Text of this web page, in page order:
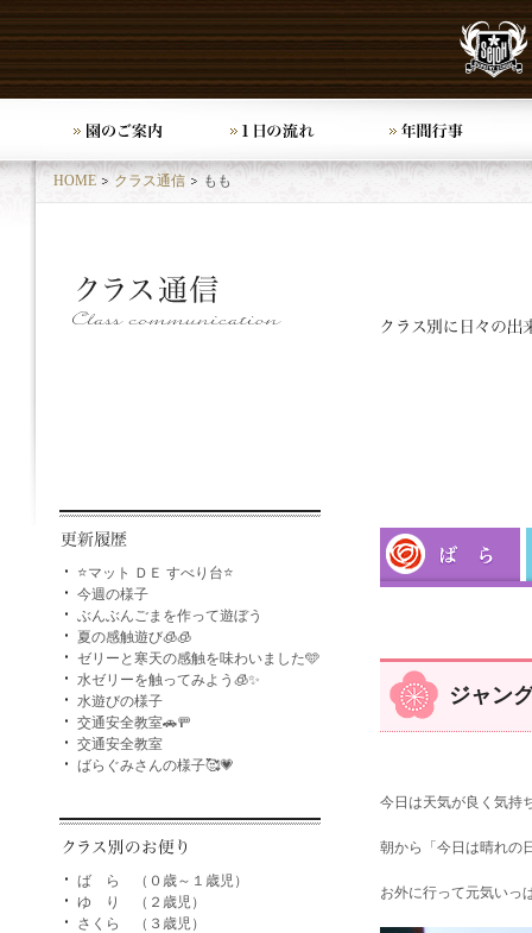
HOME クラス通信 もも
⭐マット ＤＥ すべり台⭐
今週の様子
ぶんぶんごまを作って遊ぼう
夏の感触遊び🧊🧊
ゼリーと寒天の感触を味わいました🩵
水ゼリーを触ってみよう🧊✨
水遊びの様子
交通安全教室🚗🚥
交通安全教室
ばらぐみさんの様子🥰💗
ば ら （０歳～１歳児）
ゆ り （２歳児）
さくら （３歳児）
ジャン
今日は天気が良く気持
朝から「今日は晴れの
お外に行って元気いっ